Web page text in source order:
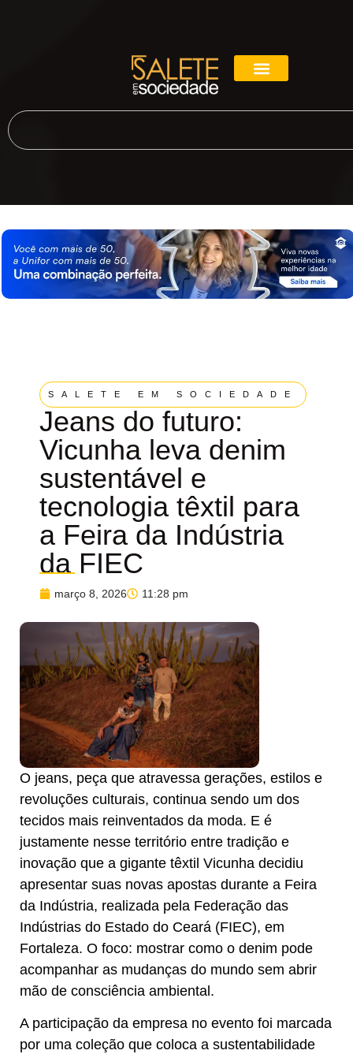
SALETE EM SOCIEDADE
Jeans do futuro:
Vicunha leva denim
sustentável e
tecnologia têxtil para
a Feira da Indústria
da FIEC
março 8, 2026 11:28 pm
O jeans, peça que atravessa gerações, estilos e
revoluções culturais, continua sendo um dos
tecidos mais reinventados da moda. E é
justamente nesse território entre tradição e
inovação que a gigante têxtil Vicunha decidiu
apresentar suas novas apostas durante a Feira
da Indústria, realizada pela Federação das
Indústrias do Estado do Ceará (FIEC), em
Fortaleza. O foco: mostrar como o denim pode
acompanhar as mudanças do mundo sem abrir
mão de consciência ambiental.
A participação da empresa no evento foi marcada
por uma coleção que coloca a sustentabilidade